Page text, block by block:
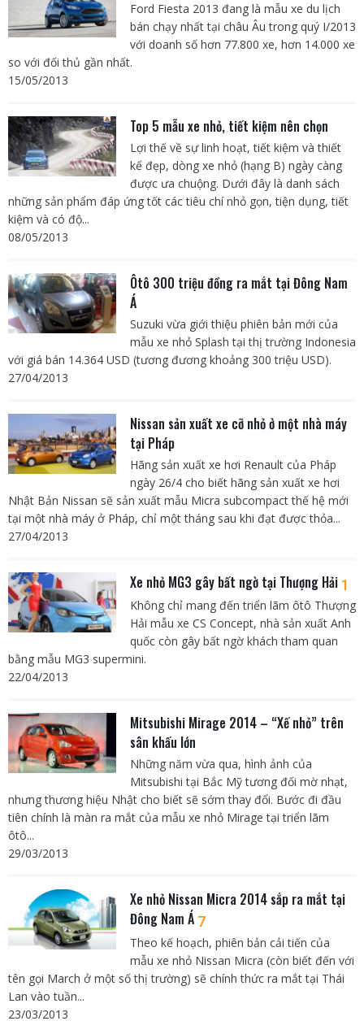
Ford Fiesta 2013 đang là mẫu xe du lịch
bán chạy nhất tại châu Âu trong quý I/2013
với doanh số hơn 77.800 xe, hơn 14.000 xe
so với đối thủ gần nhất.
15/05/2013
Top 5 mẫu xe nhỏ, tiết kiệm nên chọn
Lợi thế về sự linh hoạt, tiết kiệm và thiết
kế đẹp, dòng xe nhỏ (hạng B) ngày càng
được ưa chuộng. Dưới đây là danh sách
những sản phẩm đáp ứng tốt các tiêu chí nhỏ gọn, tiện dụng, tiết
kiệm và có độ...
08/05/2013
Ôtô 300 triệu đồng ra mắt tại Đông Nam
Á
Suzuki vừa giới thiệu phiên bản mới của
mẫu xe nhỏ Splash tại thị trường Indonesia
với giá bán 14.364 USD (tương đương khoảng 300 triệu USD).
27/04/2013
Nissan sản xuất xe cỡ nhỏ ở một nhà máy
tại Pháp
Hãng sản xuất xe hơi Renault của Pháp
ngày 26/4 cho biết hãng sản xuất xe hơi
Nhật Bản Nissan sẽ sản xuất mẫu Micra subcompact thế hệ mới
tại một nhà máy ở Pháp, chỉ một tháng sau khi đạt được thỏa...
27/04/2013
Xe nhỏ MG3 gây bất ngờ tại Thượng Hải 1
Không chỉ mang đến triển lãm ôtô Thượng
Hải mẫu xe CS Concept, nhà sản xuất Anh
quốc còn gây bất ngờ khách tham quan
bằng mẫu MG3 supermini.
22/04/2013
Mitsubishi Mirage 2014 – “Xế nhỏ” trên
sân khấu lớn
Những năm vừa qua, hình ảnh của
Mitsubishi tại Bắc Mỹ tương đối mờ nhạt,
nhưng thương hiệu Nhật cho biết sẽ sớm thay đổi. Bước đi đầu
tiên chính là màn ra mắt của mẫu xe nhỏ Mirage tại triển lãm
ôtô...
29/03/2013
Xe nhỏ Nissan Micra 2014 sắp ra mắt tại
Đông Nam Á 7
Theo kế hoạch, phiên bản cải tiến của
mẫu xe nhỏ Nissan Micra (còn biết đến với
tên gọi March ở một số thị trường) sẽ chính thức ra mắt tại Thái
Lan vào tuần...
23/03/2013